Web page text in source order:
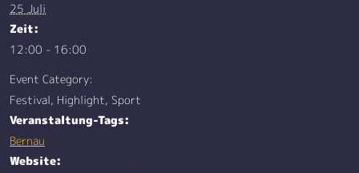
25 Juli
Zeit:
12:00 - 16:00
Event Category:
Festival, Highlight, Sport
Veranstaltung-Tags:
Bernau
Website: